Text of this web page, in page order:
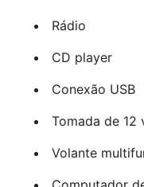
Rádio
CD player
Conexão USB
Tomada de 12
Volante